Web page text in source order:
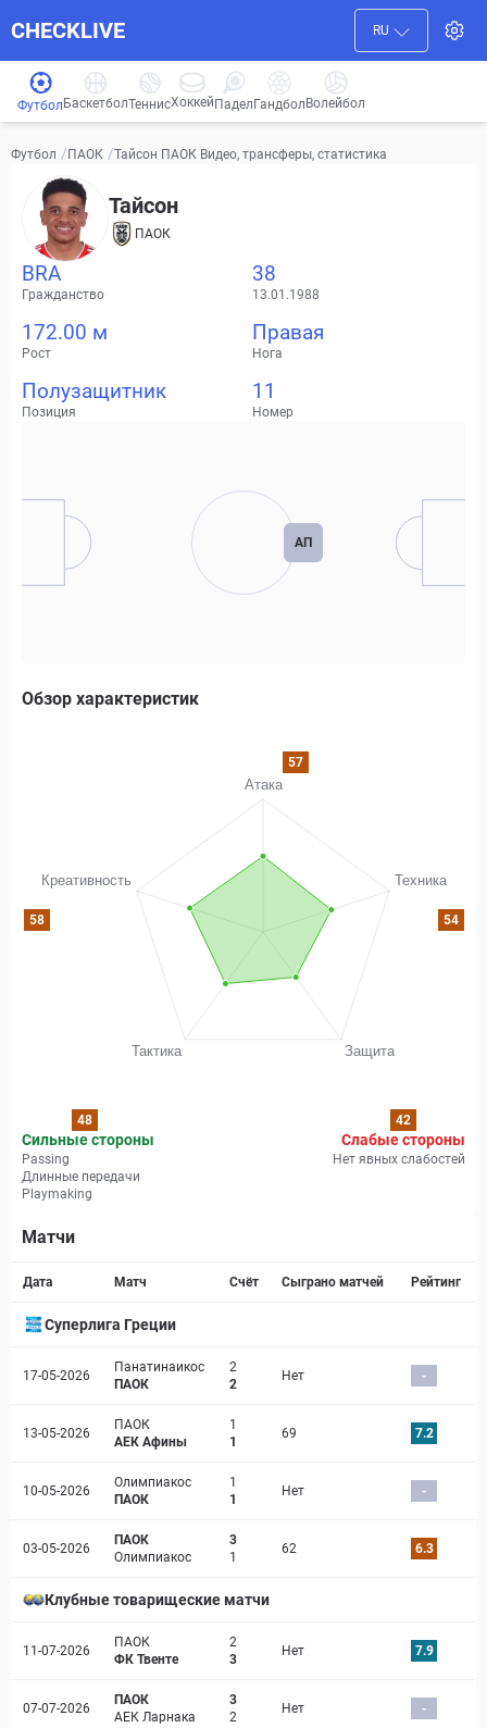
CHECKLIVE RU
Футбол БаскетболТеннисХоккей ПаделГандбол Волейбол
Футбол / ПАОК /Тайсон ПАОК Видео, трансферы, статистика
Тайсон
ПАОК
BRA
Гражданство
38
13.01.1988
172.00 м
Рост
Правая
Нога
Полузащитник
Позиция
11
Номер
АП
Обзор характеристик
57
58 54
48 42
Сильные стороны
Passing
Длинные передачи
Playmaking
Слабые стороны
Нет явных слабостей
Матчи
Страница матча
Дата Матч Счёт Сыграно матчей Рейтинг
Суперлига Греции
17-05-2026
Панатинаикос
ПАОК
2
2
Нет -
13-05-2026
ПАОК
АЕК Афины
1
1
69 7.2
10-05-2026
Олимпиакос
ПАОК
1
1
Нет -
03-05-2026
ПАОК
Олимпиакос
3
1
62 6.3
Клубные товарищеские матчи
11-07-2026
ПАОК
ФК Твенте
2
3
Нет 7.9
07-07-2026
ПАОК
АЕК Ларнака
3
2
Нет -